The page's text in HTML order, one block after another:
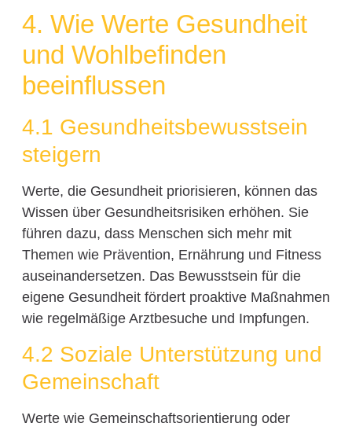
4. Wie Werte Gesundheit
und Wohlbefinden
beeinflussen
4.1 Gesundheitsbewusstsein
steigern
Werte, die Gesundheit priorisieren, können das
Wissen über Gesundheitsrisiken erhöhen. Sie
führen dazu, dass Menschen sich mehr mit
Themen wie Prävention, Ernährung und Fitness
auseinandersetzen. Das Bewusstsein für die
eigene Gesundheit fördert proaktive Maßnahmen
wie regelmäßige Arztbesuche und Impfungen.
4.2 Soziale Unterstützung und
Gemeinschaft
Werte wie Gemeinschaftsorientierung oder